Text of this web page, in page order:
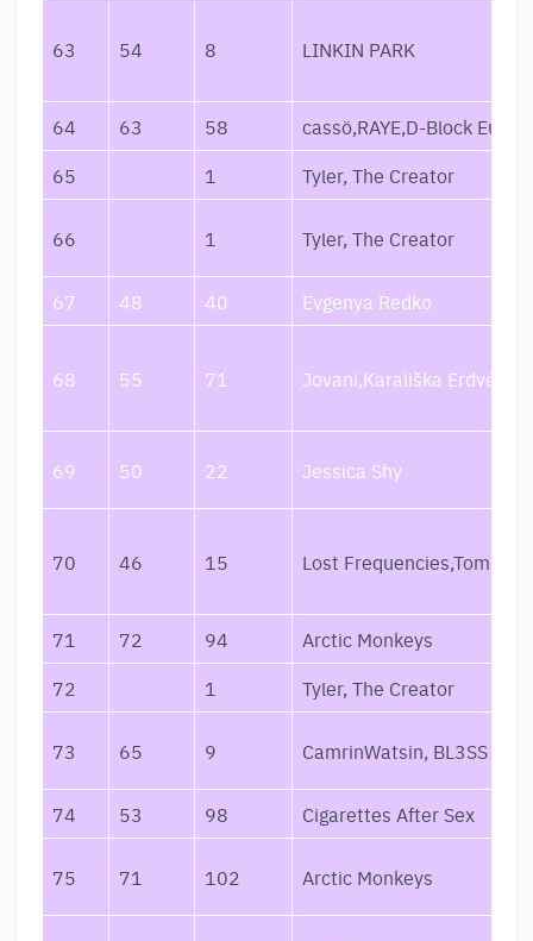
63 54 8 LINKIN PARK
64 63 58
cassö,RAYE,D-Block
65
1 Tyler, The Creator
66 1 Tyler, The Creator
67 48 40 Evgenya Redko
68 55 71 Jovani,Karališka
69 50 22 Jessica Shy
70 46 15 Lost Frequencies,Tom
71 72 94
Arctic Monkeys
72
1 Tyler, The Creator
73 65 9 CamrinWatsin, BL3SS
74 53 98 Cigarettes After Sex
75 71 102 Arctic Monkeys